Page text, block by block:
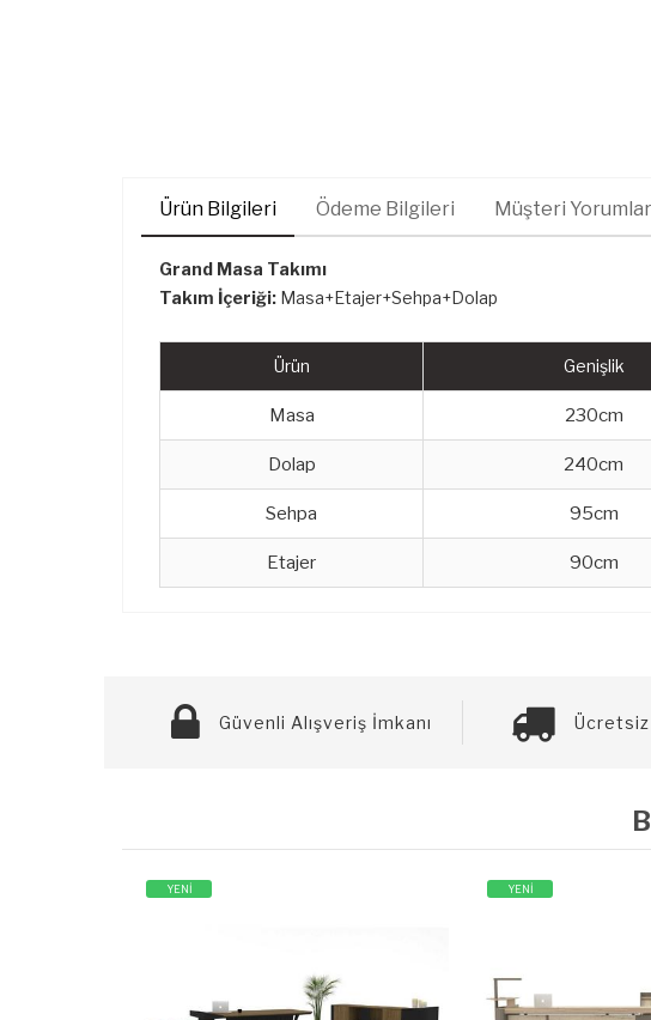
Ürün Bilgileri Ödeme Bilgileri Müşteri
Grand Masa Takımı
Takım İçeriği: Masa+Etajer+Sehpa+Dolap
Ürün Genişlik
Masa 230cm
Dolap 240cm
Sehpa 95cm
Etajer 90cm
Güvenli Alışveriş İmkanı Ücretsiz
YENİ YENİ